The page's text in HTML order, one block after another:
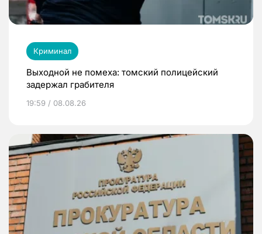
Криминал
Выходной не помеха: томский полицейский
задержал грабителя
19:59 / 08.08.26